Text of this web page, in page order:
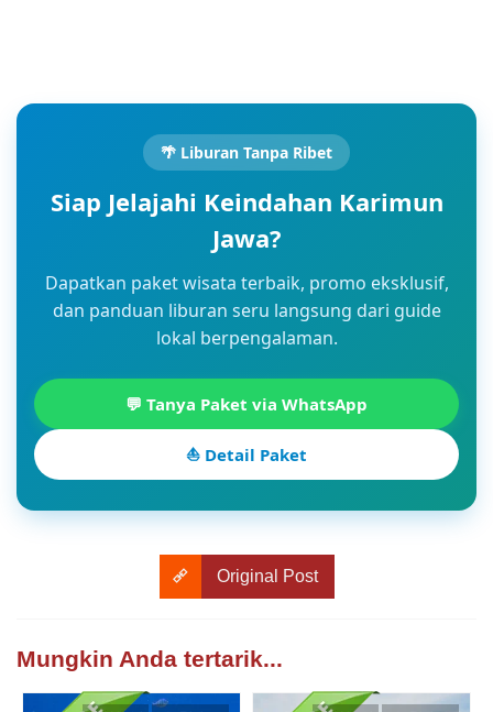
🌴 Liburan Tanpa Ribet
Siap Jelajahi Keindahan Karimun
Jawa?
Dapatkan paket wisata terbaik, promo eksklusif,
dan panduan liburan seru langsung dari guide
lokal berpengalaman.
💬 Tanya Paket via WhatsApp
⛵ Detail Paket
Original Post
Mungkin Anda tertarik...